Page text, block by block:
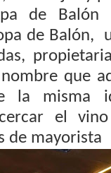
de
de Balón,
que
la
el
de